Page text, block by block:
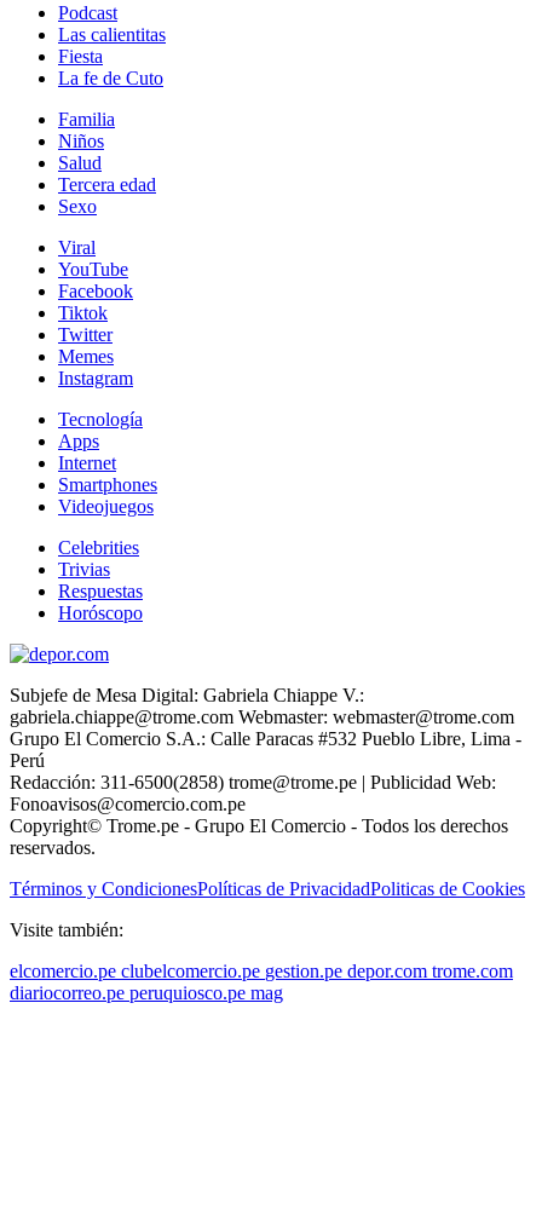
Podcast
Las calientitas
Fiesta
La fe de Cuto
Familia
Niños
Salud
Tercera edad
Sexo
Viral
YouTube
Facebook
Tiktok
Twitter
Memes
Instagram
Tecnología
Apps
Internet
Smartphones
Videojuegos
Celebrities
Trivias
Respuestas
Horóscopo
Subjefe de Mesa Digital: Gabriela Chiappe V.:
gabriela.chiappe@trome.com Webmaster: webmaster@trome.com
Grupo El Comercio S.A.: Calle Paracas #532 Pueblo Libre, Lima -
Perú
Redacción: 311-6500(2858) trome@trome.pe | Publicidad Web:
Fonoavisos@comercio.com.pe
Copyright© Trome.pe - Grupo El Comercio - Todos los derechos
reservados.
Términos y CondicionesPolíticas de PrivacidadPoliticas de Cookies
Visite también:
elcomercio.pe clubelcomercio.pe gestion.pe depor.com trome.com
diariocorreo.pe peruquiosco.pe mag